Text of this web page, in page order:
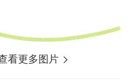
看更多图片